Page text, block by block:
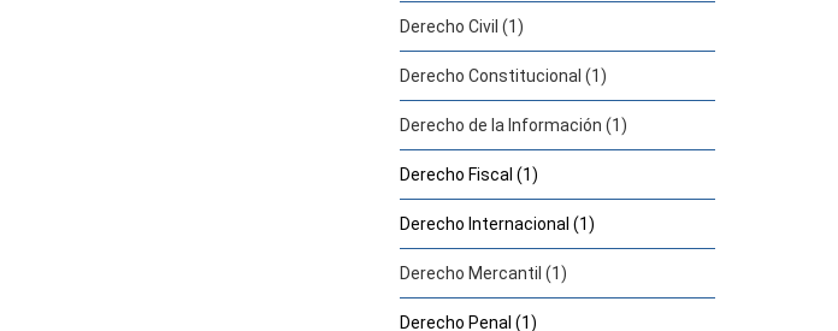
Derecho Civil (1)
Derecho Constitucional (1)
Derecho de la Información (1)
Derecho Fiscal (1)
Derecho Internacional (1)
Derecho Mercantil (1)
Derecho Penal (1)